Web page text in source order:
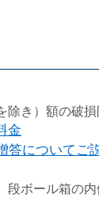
き）額の破
金
答についてご
ボール箱の